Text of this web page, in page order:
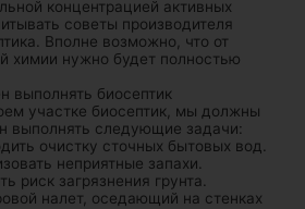
концентрацией активных
советы производителя
Вполне возможно, что от
химии нужно будет полностью
выполнять биосептик
участке биосептик, мы должны
выполнять следующие задачи:
очистку сточных бытовых вод.
неприятные запахи.
риск загрязнения грунта.
налет, оседающий на стенках